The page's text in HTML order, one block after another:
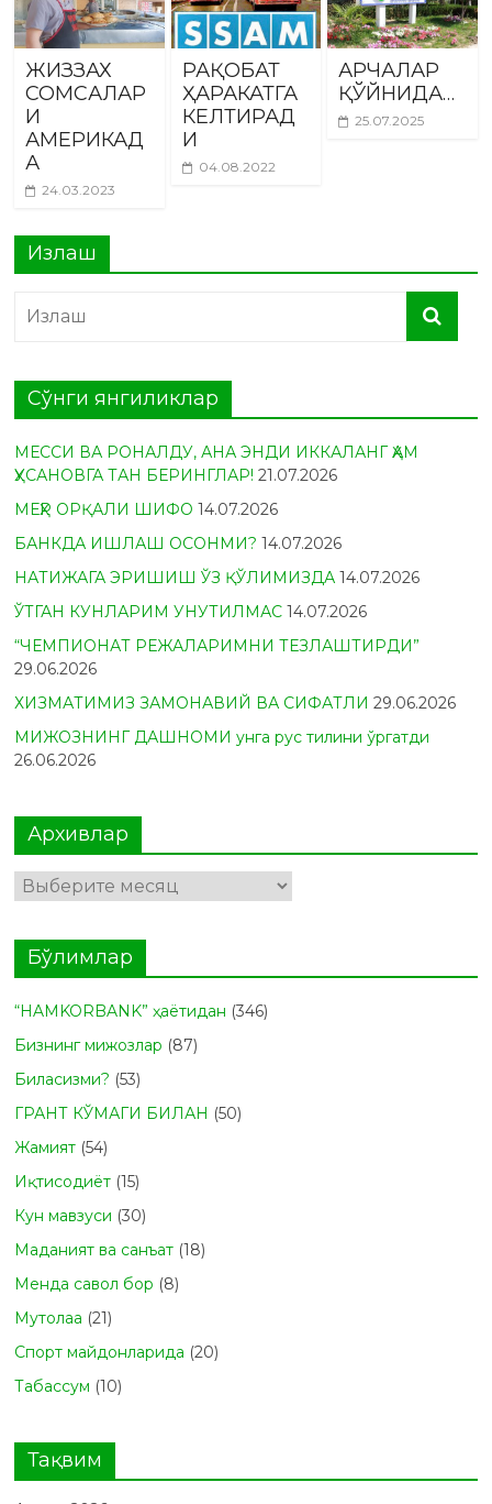
ЖИЗЗАХ
СОМСАЛАР
И
АМЕРИКАД
А
24.03.2023
РАҚОБАТ
ҲАРАКАТГА
КЕЛТИРАД
И
04.08.2022
АРЧАЛАР
ҚЎЙНИДА…
25.07.2025
Излаш
Сўнги янгиликлар
МЕССИ ВА РОНАЛДУ, АНА ЭНДИ ИККАЛАНГ ҲАМ
ҲУСАНОВГА ТАН БЕРИНГЛАР! 21.07.2026
МЕҲР ОРҚАЛИ ШИФО 14.07.2026
БАНКДА ИШЛАШ ОСОНМИ? 14.07.2026
НАТИЖАГА ЭРИШИШ ЎЗ ҚЎЛИМИЗДА 14.07.2026
ЎТГАН КУНЛАРИМ УНУТИЛМАС 14.07.2026
“ЧЕМПИОНАТ РЕЖАЛАРИМНИ ТЕЗЛАШТИРДИ”
29.06.2026
ХИЗМАТИМИЗ ЗАМОНАВИЙ ВА СИФАТЛИ 29.06.2026
МИЖОЗНИНГ ДАШНОМИ унга рус тилини ўргатди
26.06.2026
Архивлар
Архивлар
Бўлимлар
“HAMKORBANK” ҳаётидан (346)
Бизнинг мижозлар (87)
Биласизми? (53)
ГРАНТ КЎМАГИ БИЛАН (50)
Жамият (54)
Иқтисодиёт (15)
Кун мавзуси (30)
Маданият ва санъат (18)
Менда савол бор (8)
Мутолаа (21)
Спорт майдонларида (20)
Табасcум (10)
Тақвим